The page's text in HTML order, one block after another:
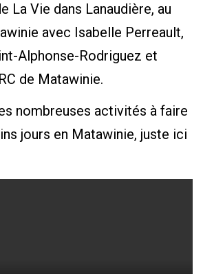
La Vie dans Lanaudière, au
avec Isabelle Perreault,
Alphonse-Rodriguez et
de Matawinie.
nombreuses activités à faire
jours en Matawinie, juste ici